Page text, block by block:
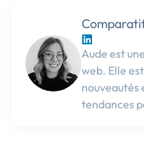
Aude est
web. Elle
nouveautés
tendances